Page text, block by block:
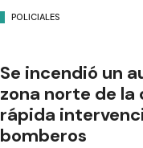
POLICIALES
Se incendió un
zona norte de la
rápida
bomberos